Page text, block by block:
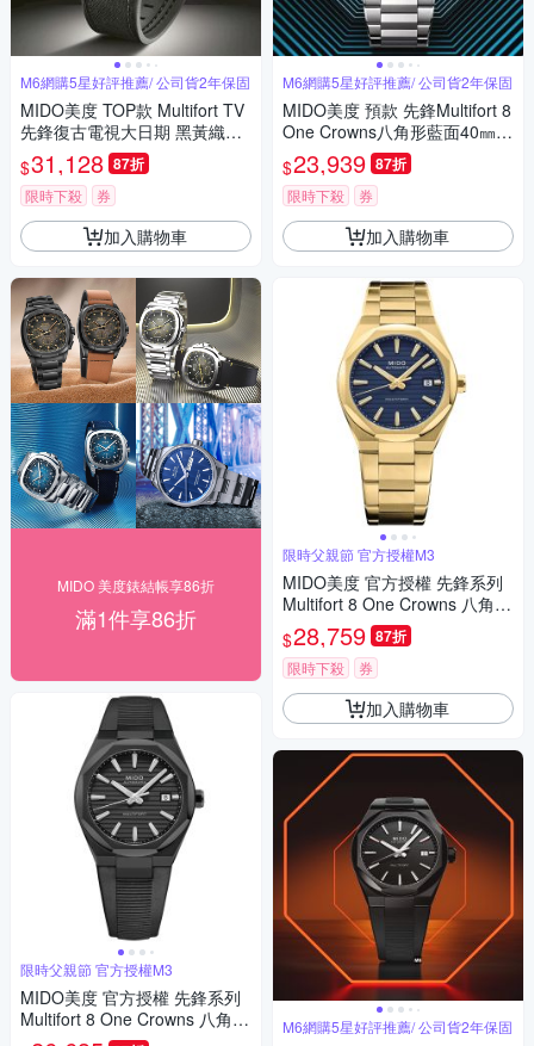
M6網購5星好評推薦/ 公司貨2年保固
MIDO美度 TOP款 Multifort TV
先鋒復古電視大日期 黑黃織帶4
0㎜ M6(M0495261708101)
$31,128 87折
限時下殺 券
加入購物車
MIDO 美度錶結帳享86折
滿1件享86折
限時父親節 官方授權M3
MIDO美度 官方授權 先鋒系列
Multifort 8 One Crowns 八角錶
圈 機械腕錶 父親節 禮物 推薦
M6網購5星好評推薦/ 公司貨2年保固
MIDO美度 預款 先鋒Multifort 8
One Crowns八角形藍面40㎜
M6(M0555071104100)
$23,939 87折
限時下殺 券
加入購物車
限時父親節 官方授權M3
MIDO美度 官方授權 先鋒系列
Multifort 8 One Crowns 八角錶
圈 機械腕錶 父親節 禮物 推薦
40mm/M0555073304100
$28,759 87折
限時下殺 券
加入購物車
M6網購5星好評推薦/ 公司貨2年保固